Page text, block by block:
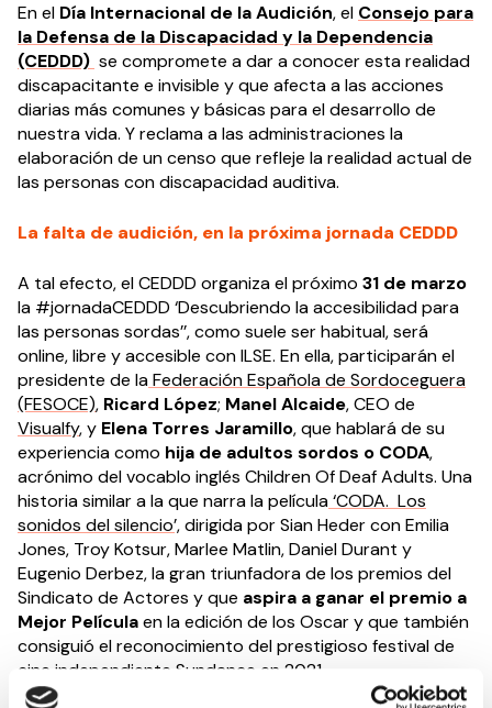
En el Día Internacional de la Audición, el Consejo para
la Defensa de la Discapacidad y la Dependencia
(CEDDD) se compromete a dar a conocer esta realidad
discapacitante e invisible y que afecta a las acciones
diarias más comunes y básicas para el desarrollo de
nuestra vida. Y reclama a las administraciones la
elaboración de un censo que refleje la realidad actual de
las personas con discapacidad auditiva.
La falta de audición, en la próxima jornada CEDDD
A tal efecto, el CEDDD organiza el próximo 31 de marzo
la #jornadaCEDDD ‘Descubriendo la accesibilidad para
las personas sordas’’, como suele ser habitual, será
online, libre y accesible con ILSE. En ella, participarán el
presidente de laFederación Española de Sordoceguera
(FESOCE), Ricard López; Manel Alcaide, CEO de
Visualfy, y Elena Torres Jaramillo, que hablará de su
experiencia como hija de adultos sordos o CODA,
acrónimo del vocablo inglés Children Of Deaf Adults. Una
historia similar a la que narra la película‘CODA. Los
sonidos del silencio’,dirigida por Sian Heder con Emilia
Jones, Troy Kotsur, Marlee Matlin, Daniel Durant y
Eugenio Derbez, la gran triunfadora de los premios del
Sindicato de Actores y que aspira a ganar el premio a
Mejor Películaen la edición de los Oscar y que también
consiguió el reconocimiento del prestigioso festival de
cine independiente Sundance en 2021.